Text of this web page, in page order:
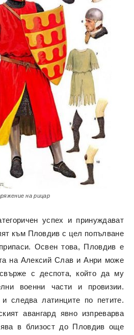
на рицар
успех и принуждават
към Пловдив с цел попълване
Освен това, Пловдив е
на Алексий Слав и Анри може
с деспота, който да му
военни части и провизии.
следва латинците по петите.
авангард явно изпреварва
в близост до Пловдив още